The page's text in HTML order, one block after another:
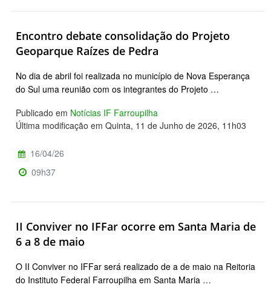
Encontro debate consolidação do Projeto
Geoparque Raízes de Pedra
No dia de abril foi realizada no município de Nova Esperança
do Sul uma reunião com os integrantes do Projeto …
Publicado em Notícias IF Farroupilha
Última modificação em Quinta, 11 de Junho de 2026, 11h03
16/04/26
09h37
II Conviver no IFFar ocorre em Santa Maria de
6 a 8 de maio
O II Conviver no IFFar será realizado de a de maio na Reitoria
do Instituto Federal Farroupilha em Santa Maria …